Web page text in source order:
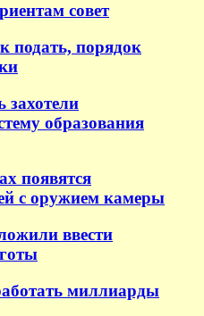
совет
подать, порядок
захотели
образования
появятся
с оружием камеры
ввести
миллиарды